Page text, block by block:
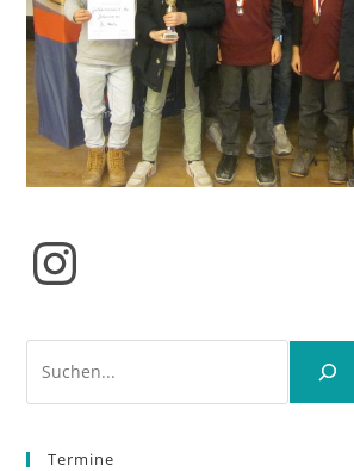
Instagram
Termine